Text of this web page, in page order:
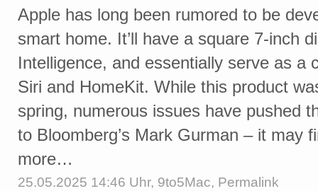
Apple has long been rumored to be
smart home. It’ll have a square 7-inch
Intelligence, and essentially serve as a
Siri and HomeKit. While this product
spring, numerous issues have pushed
to Bloomberg’s Mark Gurman – it may
more…
25.05.2025 14:46 Uhr, 9to5Mac, Permalink